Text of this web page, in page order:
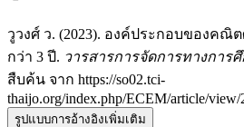
วูวงศ์ ว. (2023). องค์ประกอบของคณิ
กว่า 3 ปี. วารสารการจัดการทางการ
สืบค้น จาก https://so02.tci-
thaijo.org/index.php/ECEM/article/view/
รูปแบบการอ้างอิงเพิ่มเติม